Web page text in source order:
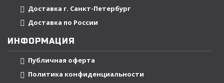
Доставка г. Санкт-Петербург
Доставка по России
ИНФОРМАЦИЯ
Публичная оферта
Политика конфиденциальности